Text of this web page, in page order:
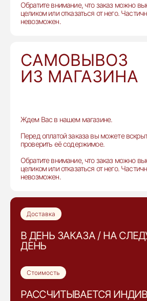
Обратите внимание, что заказ можно
целиком или отказаться от него.
невозможен.
САМОВЫВОЗ
ИЗ МАГАЗИНА
Ждем Вас в нашем магазине.
Перед оплатой заказа вы можете
проверить её содержимое.
Обратите внимание, что заказ можно
целиком или отказаться от него.
невозможен.
Доставка
В ДЕНЬ ЗАКАЗА / НА
ДЕНЬ
Стоимость
РАССЧИТЫВАЕТСЯ